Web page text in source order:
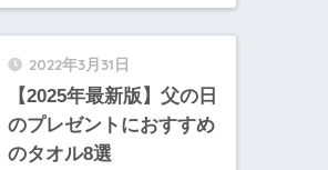
2022年3月31日
【2025年最新版】父の日
のプレゼントにおすすめ
のタオル8選